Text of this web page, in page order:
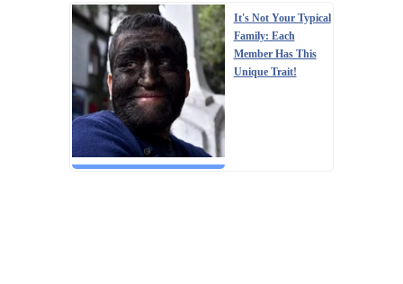
It's Not Your Typical
Family: Each
Member Has This
Unique Trait!